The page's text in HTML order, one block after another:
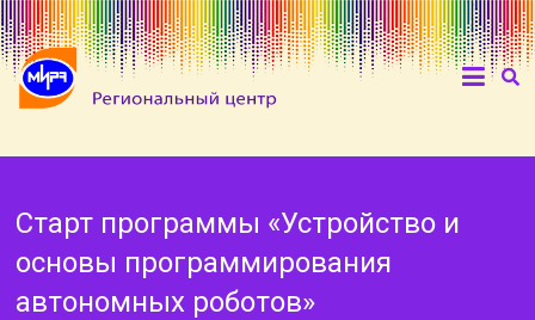
Старт программы «Устройство и
основы программирования
автономных роботов»